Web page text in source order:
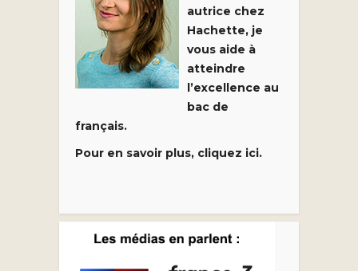
autrice chez
Hachette, je
vous aide à
atteindre
l’excellence au
bac de
français.
Pour en savoir plus, cliquez ici.